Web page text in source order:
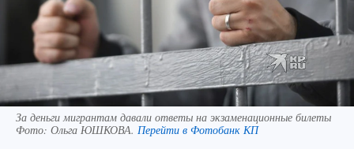
За деньги мигрантам давали ответы на экзаменационные билеты
Фото: Ольга ЮШКОВА. Перейти в Фотобанк КП